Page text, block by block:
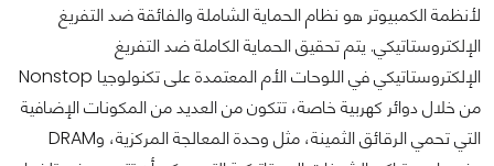
لأنظمة الكمبيوتر هو نظام الحماية الشاملة والفائقة ضد التفريغ
الإلكتروستاتيكي. يتم تحقيق الحماية الكاملة ضد التفريغ
الإلكتروستاتيكي في اللوحات الأم المعتمدة على تكنولوجيا Nonstop
من خلال دوائر كهربية خاصة، تتكون من العديد من المكونات الإضافية
التي تحمي الرقائق الثمينة، مثل وحدة المعالجة المركزية، وDRAM